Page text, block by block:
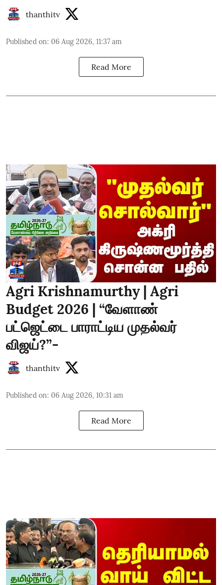
thanthitv
Published on: 06 Aug 2026, 11:37 am
Read More
Agri Krishnamurthy | Agri
Budget 2026 | “வேளாண்
பட்ஜெட்டை பாராட்டிய முதல்வர்
விஜய்?”-
thanthitv
Published on: 06 Aug 2026, 10:31 am
Read More